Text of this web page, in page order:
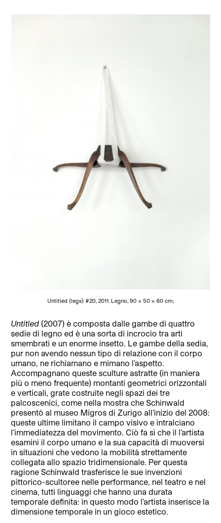
Untitled (legs) #20, 2011. Legno, 90 x 50 x 60 cm;
Untitled (2007) è composta dalle gambe di quattro
sedie di legno ed è una sorta di incrocio tra arti
smembrati e un enorme insetto. Le gambe della sedia,
pur non avendo nessun tipo di relazione con il corpo
umano, ne richiamano e mimano l’aspetto.
Accompagnano queste sculture astratte (in maniera
più o meno frequente) montanti geometrici orizzontali
e verticali, grate costruite negli spazi dei tre
palcoscenici, come nella mostra che Schinwald
presentò al museo Migros di Zurigo all’inizio del 2008:
queste ultime limitano il campo visivo e intralciano
l’immediatezza del movimento. Ciò fa sì che il l’artista
esamini il corpo umano e la sua capacità di muoversi
in situazioni che vedono la mobilità strettamente
collegata allo spazio tridimensionale. Per questa
ragione Schinwald trasferisce le sue invenzioni
pittorico-scultoree nelle performance, nel teatro e nel
cinema, tutti linguaggi che hanno una durata
temporale definita: in questo modo l’artista inserisce la
dimensione temporale in un gioco estetico.